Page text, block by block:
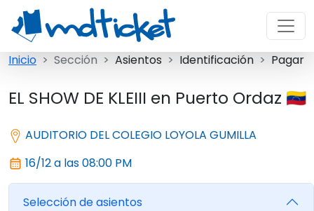
Inicio Sección Asientos Identificación Pagar
EL SHOW DE KLEIII en Puerto Ordaz 🇻🇪
AUDITORIO DEL COLEGIO LOYOLA GUMILLA
16/12 a las 08:00 PM
Selección de asientos